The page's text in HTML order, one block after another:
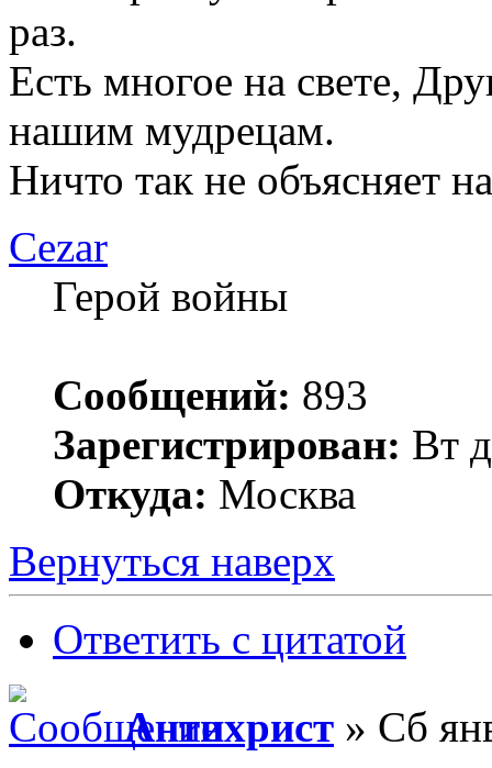
раз.
Есть многое на свете,
нашим мудрецам.
Ничто так не объясняет
Cezar
Герой войны
Сообщений: 893
Зарегистрирован: Вт
Откуда: Москва
Вернуться наверх
Ответить с цитатой
Антихрист » Сб